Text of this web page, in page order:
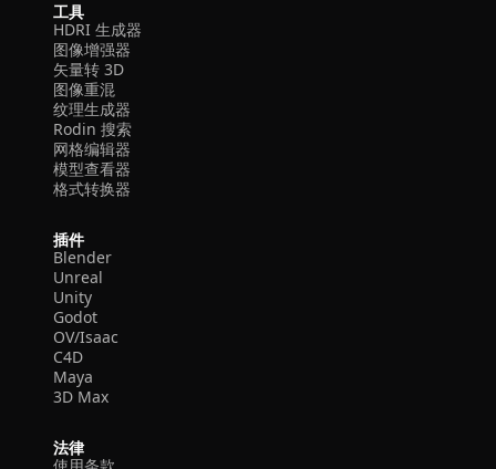
工具
HDRI 生成器
图像增强器
矢量转 3D
图像重混
纹理生成器
Rodin 搜索
网格编辑器
模型查看器
格式转换器
插件
Blender
Unreal
Unity
Godot
OV/Isaac
C4D
Maya
3D Max
法律